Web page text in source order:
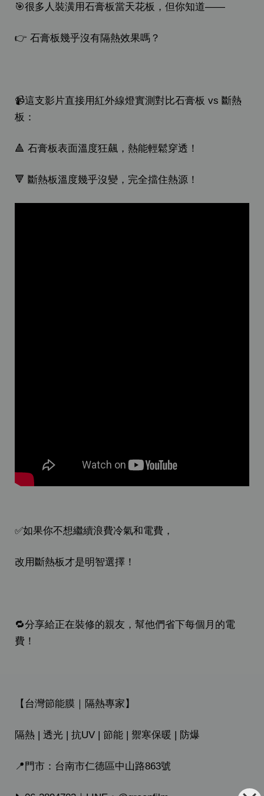
🎯很多人裝潢用石膏板當天花板，但你知道——
👉 石膏板幾乎沒有隔熱效果嗎？
📹這支影片直接用紅外線燈實測對比石膏板 vs 斷熱
板：
🔺 石膏板表面溫度狂飆，熱能輕鬆穿透！
🔻 斷熱板溫度幾乎沒變，完全擋住熱源！
✅如果你不想繼續浪費冷氣和電費，
改用斷熱板才是明智選擇！
🔁分享給正在裝修的親友，幫他們省下每個月的電
費！
【台灣節能膜｜隔熱專家】
隔熱 | 透光 | 抗UV | 節能 | 禦寒保暖 | 防爆
📍門市：台南市仁德區中山路863號